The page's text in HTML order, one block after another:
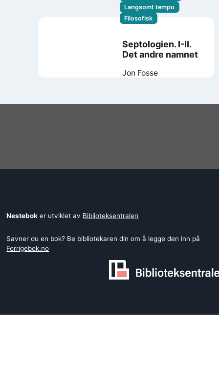
Langsomt tempo
Filosofisk
Septologien. I-II.
Det andre namnet
Jon Fosse
Nestebok er utviklet av Biblioteksentralen
Savner du en bok? Be bibliotekaren din om å legge den inn på
Forrigebok.no